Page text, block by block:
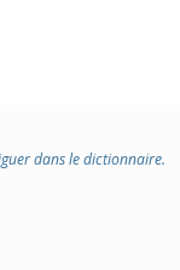
dans le dictionnaire.